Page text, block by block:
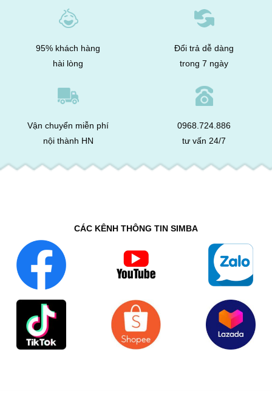
95% khách hàng
hài lòng
Đổi trả dễ dàng
trong 7 ngày
Vận chuyển miễn phí
nội thành HN
0968.724.886
tư vấn 24/7
CÁC KÊNH THÔNG TIN SIMBA